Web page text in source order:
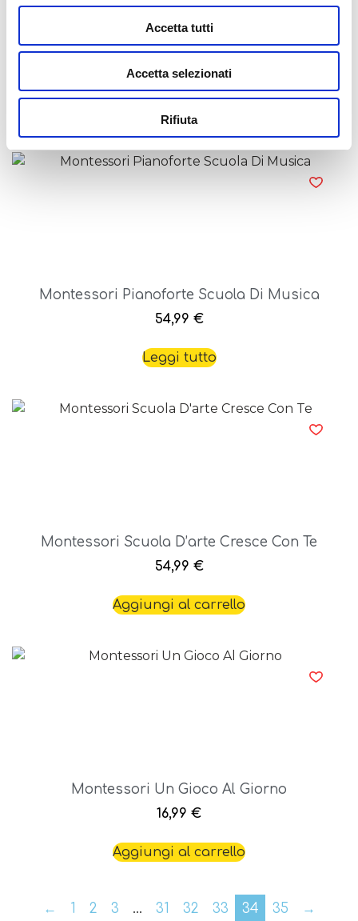
Accetta tutti
Accetta selezionati
Rifiuta
Montessori Pen Scuola Di Disegno
24,99€
Montessori Pianoforte Scuola Di Musica
54,99 €
Leggi tutto
Montessori Scuola D’arte Cresce Con Te
54,99 €
Aggiungi al carrello
Montessori Un Gioco Al Giorno
16,99 €
Aggiungi al carrello
← 1 2 3 … 31 32 33 34 35 →